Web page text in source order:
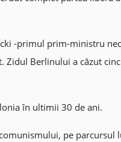
-primul prim-ministru
Zidul Berlinului a căzut
în ultimii 30 de ani.
pe